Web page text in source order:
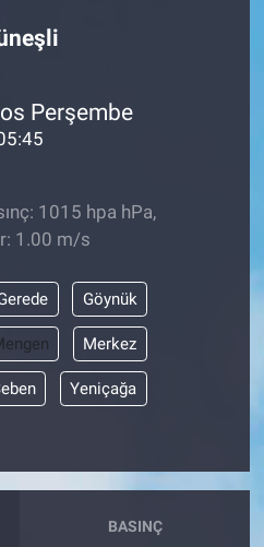
Perşembe
1015 hpa hPa,
1.00 m/s
Göynük
Merkez
Yeniçağa
BASINÇ